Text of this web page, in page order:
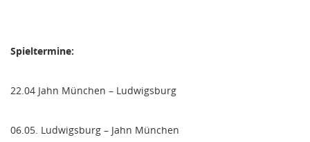
Spieltermine:
22.04 Jahn München – Ludwigsburg
06.05. Ludwigsburg – Jahn München